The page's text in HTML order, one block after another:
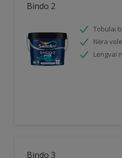
Bindo 2
Tobulai
Nėra
Lengvai
Bindo 3